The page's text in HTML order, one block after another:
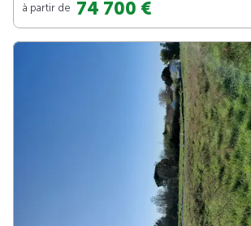
à partir de 74 700 €